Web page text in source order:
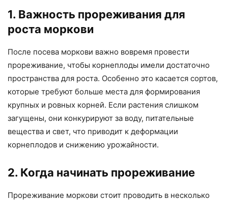
1. Важность прореживания для
роста моркови
После посева моркови важно вовремя провести
прореживание, чтобы корнеплоды имели достаточно
пространства для роста. Особенно это касается сортов,
которые требуют больше места для формирования
крупных и ровных корней. Если растения слишком
загущены, они конкурируют за воду, питательные
вещества и свет, что приводит к деформации
корнеплодов и снижению урожайности.
2. Когда начинать прореживание
Прореживание моркови стоит проводить в несколько